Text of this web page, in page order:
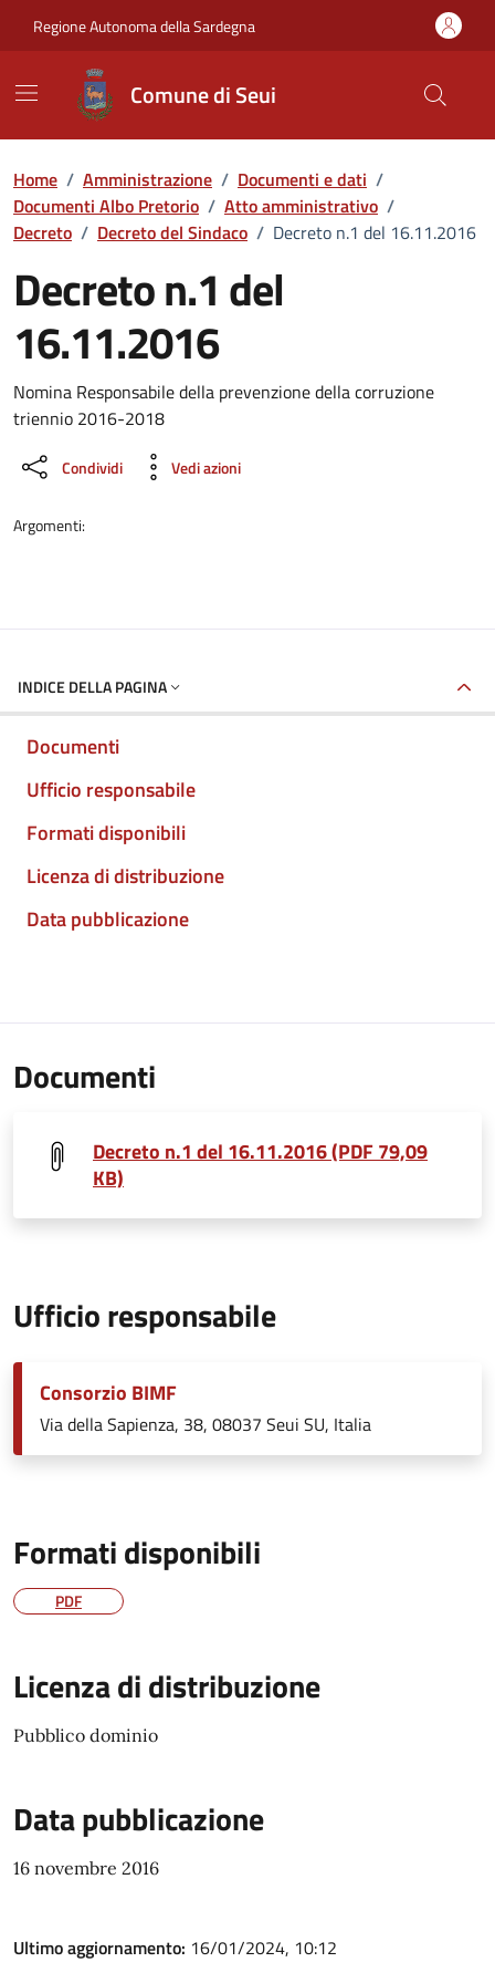
Regione Autonoma della Sardegna
Comune di Seui
Home / Amministrazione / Documenti e dati /
Documenti Albo Pretorio / Atto amministrativo /
Decreto / Decreto del Sindaco / Decreto n.1 del 16.11.2016
Decreto n.1 del
16.11.2016
Dettaglio del documento
Nomina Responsabile della prevenzione della corruzione
triennio 2016-2018
Condividi Vedi azioni
Argomenti:
INDICE DELLA PAGINA
Documenti
Ufficio responsabile
Formati disponibili
Licenza di distribuzione
Data pubblicazione
Documenti
Decreto n.1 del 16.11.2016 (PDF 79,09
KB)
Ufficio responsabile
Consorzio BIMF
Via della Sapienza, 38, 08037 Seui SU, Italia
Formati disponibili
PDF
Licenza di distribuzione
Pubblico dominio
Data pubblicazione
16 novembre 2016
Ultimo aggiornamento: 16/01/2024, 10:12